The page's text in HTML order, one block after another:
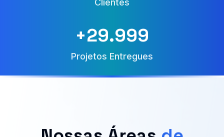
Clientes
+30.000
Projetos Entregues